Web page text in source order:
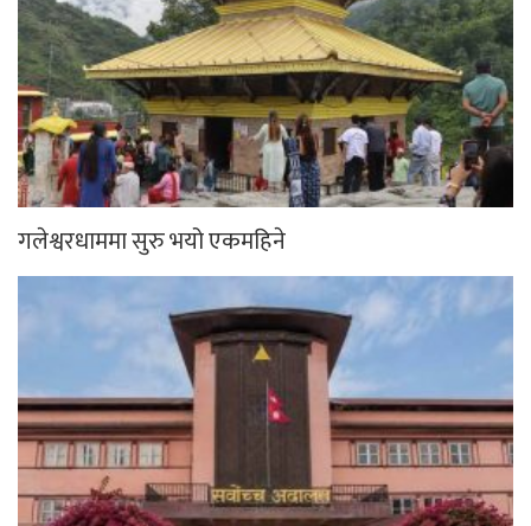
गलेश्वरधाममा सुरु भयो एकमहिने